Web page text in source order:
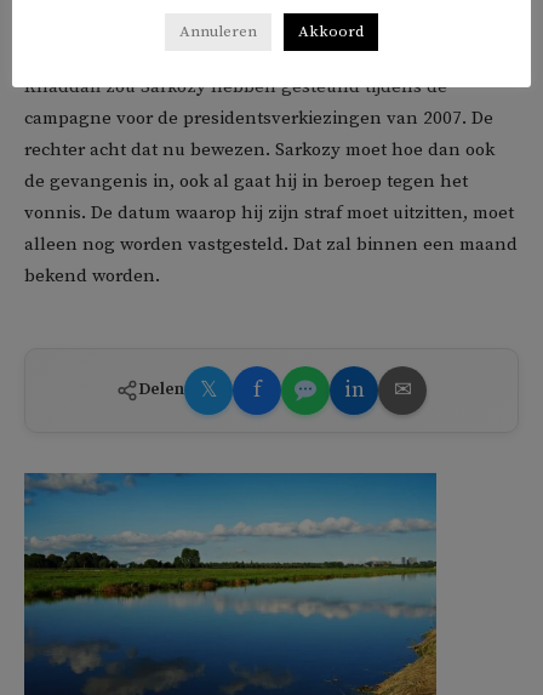
Khaddafi zou Sarkozy hebben gesteund tijdens de
campagne voor de presidentsverkiezingen van 2007. De
rechter acht dat nu bewezen. Sarkozy moet hoe dan ook
de gevangenis in, ook al gaat hij in beroep tegen het
vonnis. De datum waarop hij zijn straf moet uitzitten, moet
alleen nog worden vastgesteld. Dat zal binnen een maand
bekend worden.
Delen 𝕏 f in ✉
Annuleren Akkoord